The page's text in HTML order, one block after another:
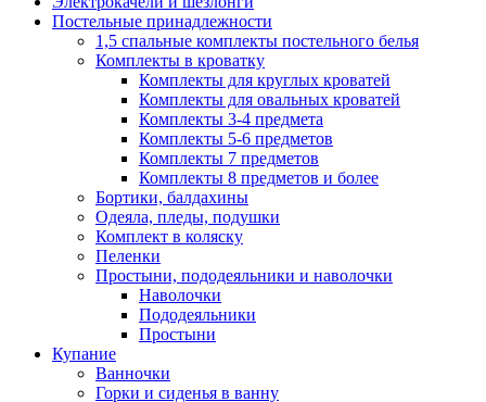
Постельные принадлежности
1,5 спальные комплекты постельного белья
Комплекты в кроватку
Комплекты для круглых кроватей
Комплекты для овальных кроватей
Комплекты 3-4 предмета
Комплекты 5-6 предметов
Комплекты 7 предметов
Комплекты 8 предметов и более
Бортики, балдахины
Одеяла, пледы, подушки
Комплект в коляску
Пеленки
Простыни, пододеяльники и наволочки
Наволочки
Пододеяльники
Простыни
Купание
Ванночки
Горки и сиденья в ванну